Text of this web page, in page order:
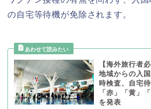
の自宅等待機が免除されます。
【海外旅行者
地域からの入
時検査、自宅
「赤」「黄」
を発表